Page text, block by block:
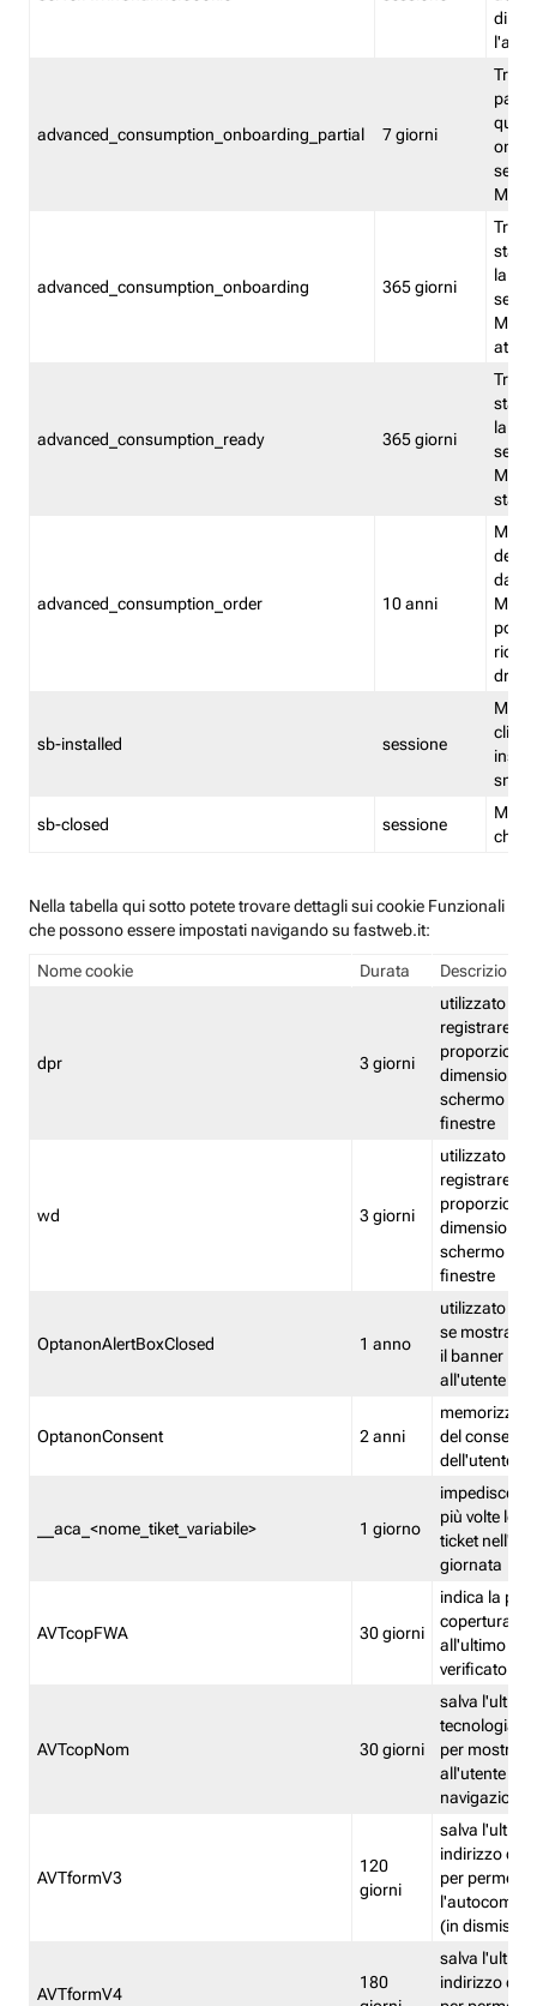
advanced_consumption_onboarding_partial 7 giorni
advanced_consumption_onboarding 365 giorni
stata
la
advanced_consumption_ready 365 giorni
stata
la
stato
advanced_consumption_order 10 anni
delle
sb-installed sessione
sb-closed sessione
Nella tabella qui sotto potete trovare dettagli sui cookie Funzionali
che possono essere impostati navigando su fastweb.it:
Nome cookie Durata Descrizione
dpr 3 giorni
utilizzato per
registrare le
proporzioni
dimensioni
schermo e
finestre
wd 3 giorni
utilizzato per
registrare le
proporzioni
dimensioni
schermo e
finestre
OptanonAlertBoxClosed 1 anno
utilizzato per
se mostrare
il banner
all'utente
OptanonConsent 2 anni
memorizza
del
dell'utente
__aca_<nome_tiket_variabile> 1 giorno
impedisce di
più volte lo
ticket
giornata
AVTcopFWA 30 giorni
indica la
copertura
all'ultimo
verificato
AVTcopNom 30 giorni
salva l'ultima
tecnologia
per
all'utente
navigazione
AVTformV3
120
giorni
salva l'ultimo
indirizzo di
per
(in
AVTformV4
180
salva l'ultimo
indirizzo di